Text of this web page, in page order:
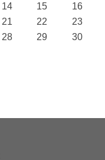
14 15
16
21 22
23
28 29
30